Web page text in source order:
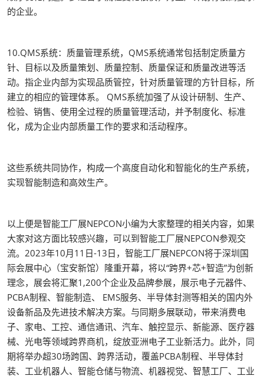
的企业。
10.QMS系统：质量管理系统，QMS系统通常包括制定质量方
针、目标以及质量策划、质量控制、质量保证和质量改进等活
动。指企业内部为实现品质管控，针对质量管理的方针目标，所
建立的相应的管理体系。 QMS系统加强了从设计研制、生产、
检验、销售、使用全过程的质量管理活动，并予制度化、标准
化，成为企业内部质量工作的要求和活动程序。
这些系统共同协作，构成一个高度自动化和智能化的生产系统，
实现智能制造和高效生产。
以上便是智能工厂展NEPCON小编为大家整理的相关内容，如果
大家对这方面比较感兴趣，可以到智能工厂展NEPCON参观交
流。2023年10月11日-13日，智能工厂展NEPCON将于深圳国
际会展中心（宝安新馆）隆重开幕，将以“跨界+芯+智造”为创新
理念，展会将汇聚1,200个企业及品牌参展，展示电子元器件、
PCBA制程、智能制造、 EMS服务、半导体封测等相关的国内外
设备新品及先进技术解决方案。与同期多展联动，带来消费电
子、家电、工控、通信通讯、汽车、触控显示、新能源、医疗器
械、光电等领域跨界商机，绽放亚洲电子工业新活力。此外，同
期将举办超30场跨国、跨界活动，覆盖PCBA制程、半导体封
装、工业机器人、智能仓储与物流、机器视觉、智慧工厂、工业